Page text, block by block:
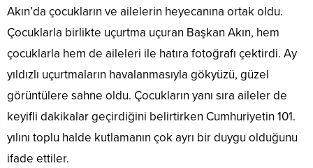
Akın’da çocukların ve ailelerin heyecanına ortak oldu.
Çocuklarla birlikte uçurtma uçuran Başkan Akın, hem
çocuklarla hem de aileleri ile hatıra fotoğrafı çektirdi. Ay
yıldızlı uçurtmaların havalanmasıyla gökyüzü, güzel
görüntülere sahne oldu. Çocukların yanı sıra aileler de
keyifli dakikalar geçirdiğini belirtirken Cumhuriyetin 101.
yılını toplu halde kutlamanın çok ayrı bir duygu olduğunu
ifade ettiler.